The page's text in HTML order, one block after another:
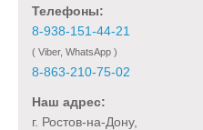
Телефоны:
8-938-151-44-21
( Viber, WhatsApp )
8-863-210-75-02
Наш адрес:
г. Ростов-на-Дону,